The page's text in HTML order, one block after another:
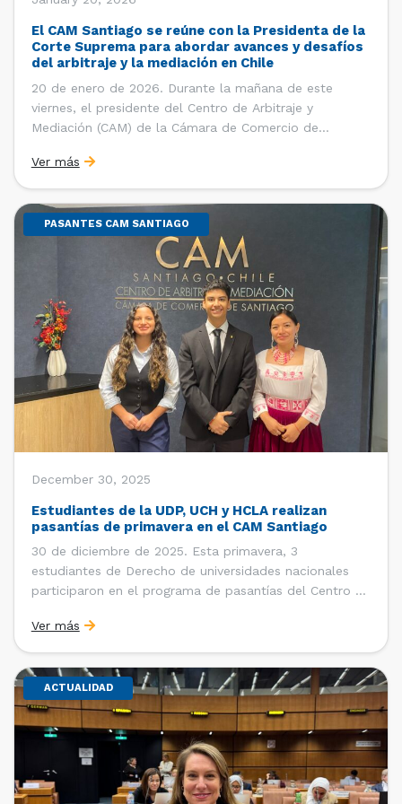
El CAM Santiago se reúne con la Presidenta de la
Corte Suprema para abordar avances y desafíos
del arbitraje y la mediación en Chile
20 de enero de 2026. Durante la mañana de este
viernes, el presidente del Centro de Arbitraje y
Mediación (CAM) de la Cámara de Comercio de
del CAM Santiago, Ximena Vial; y el gerente general de
la CCS, Carlos Soublette, sostuvieron un encuentro […]
Ver más
PASANTES CAM SANTIAGO
December 30, 2025
Estudiantes de la UDP, UCH y HCLA realizan
pasantías de primavera en el CAM Santiago
30 de diciembre de 2025. Esta primavera, 3
estudiantes de Derecho de universidades nacionales
participaron en el programa de pasantías del Centro de
de Santiago (CCS). Entre el 3 de noviembre y el 30 de
diciembre realizaron su pasantía Ingrid Ivania […]
Ver más
ACTUALIDAD